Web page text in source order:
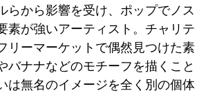
らから影響を受け、ポップでノス
素が強いアーティスト。チャリテ
リーマーケットで偶然見つけた素
バナナなどのモチーフを描くこと
は無名のイメージを全く別の個体